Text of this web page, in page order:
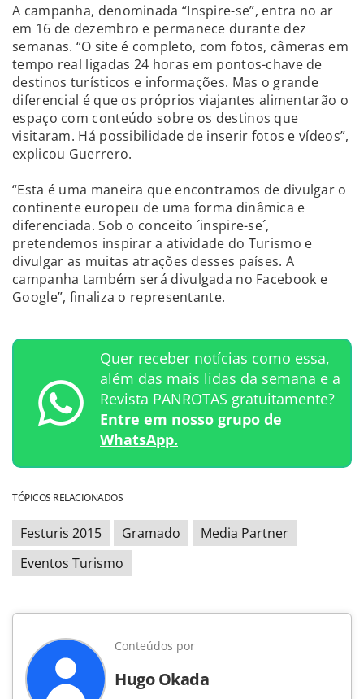
A campanha, denominada “Inspire-se”, entra no ar
em 16 de dezembro e permanece durante dez
semanas. “O site é completo, com fotos, câmeras em
tempo real ligadas 24 horas em pontos-chave de
destinos turísticos e informações. Mas o grande
diferencial é que os próprios viajantes alimentarão o
espaço com conteúdo sobre os destinos que
visitaram. Há possibilidade de inserir fotos e vídeos”,
explicou Guerrero.
“Esta é uma maneira que encontramos de divulgar o
continente europeu de uma forma dinâmica e
diferenciada. Sob o conceito ´inspire-se´,
pretendemos inspirar a atividade do Turismo e
divulgar as muitas atrações desses países. A
campanha também será divulgada no Facebook e
Google”, finaliza o representante.
Quer receber notícias como essa,
além das mais lidas da semana e a
Revista PANROTAS gratuitamente?
Entre em nosso grupo de
WhatsApp.
TÓPICOS RELACIONADOS
Festuris 2015 Gramado
Media Partner
Eventos Turismo
Conteúdos por
Hugo Okada